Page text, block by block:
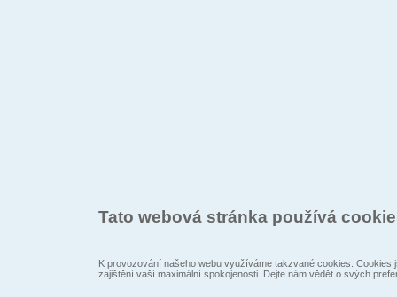
Tato webová stránka používá
K provozování našeho webu využíváme takzvané cookies.
zajištění vaší maximální spokojenosti. Dejte nám vědět o svých